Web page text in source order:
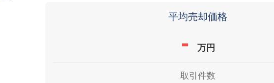
平均売却価格
- 万円
取引件数